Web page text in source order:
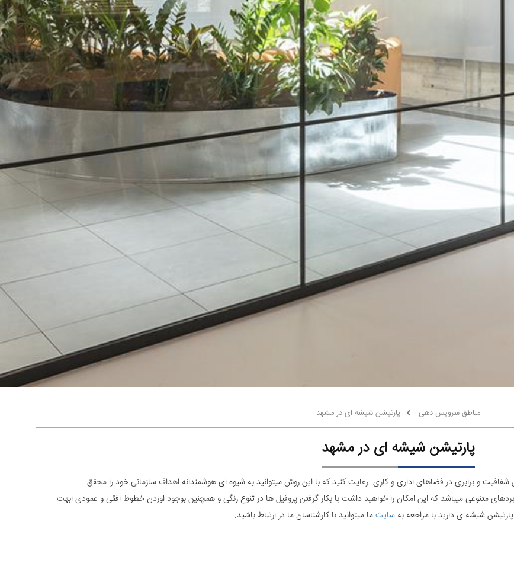
مناطق سرویس دهی پارتیشن شیشه ای در مشهد
پارتیشن شیشه ای در مشهد
شفافیت و برابری در فضاهای اداری و کاری رعایت کنید که با این روش میتوانید به شیوه ای هوشمندانه اهداف سازمانی خود را محقق
متنوعی میباشد که این امکان را خواهید داشت با بکار گرفتن پروفیل ها در تنوع رنگی و همچنین بوجود اوردن خطوط افقی و عمودی ابهت
شیشه ی دارید با مراجعه بهسایتما میتوانید با کارشناسان ما در ارتباط باشید.